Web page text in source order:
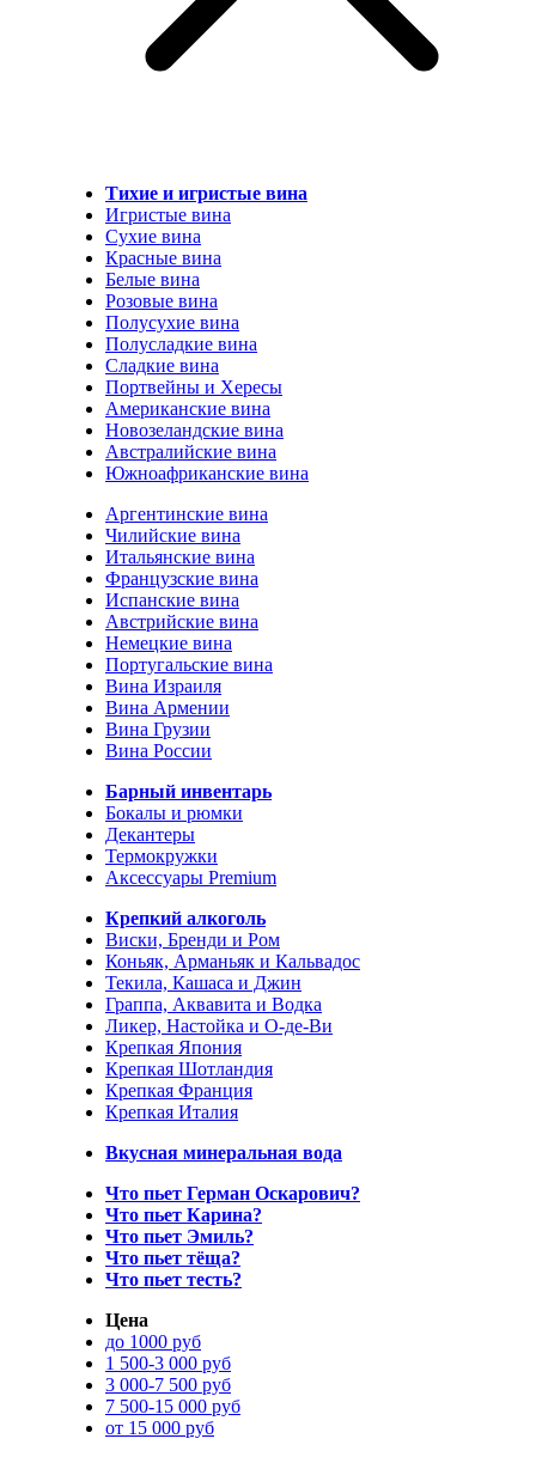
Тихие и игристые вина
Игристые вина
Сухие вина
Красные вина
Белые вина
Розовые вина
Полусухие вина
Полусладкие вина
Сладкие вина
Портвейны и Хересы
Американские вина
Новозеландские вина
Австралийские вина
Южноафриканские вина
Аргентинские вина
Чилийские вина
Итальянские вина
Французские вина
Испанские вина
Австрийские вина
Немецкие вина
Португальские вина
Вина Израиля
Вина Армении
Вина Грузии
Вина России
Барный инвентарь
Бокалы и рюмки
Декантеры
Термокружки
Аксессуары Premium
Крепкий алкоголь
Виски, Бренди и Ром
Коньяк, Арманьяк и Кальвадос
Текила, Кашаса и Джин
Граппа, Аквавита и Водка
Ликер, Настойка и О-де-Ви
Крепкая Япония
Крепкая Шотландия
Крепкая Франция
Крепкая Италия
Вкусная минеральная вода
Что пьет Герман Оскарович?
Что пьет Карина?
Что пьет Эмиль?
Что пьет тёща?
Что пьет тесть?
Цена
до 1000 руб
1 500-3 000 руб
3 000-7 500 руб
7 500-15 000 руб
от 15 000 руб